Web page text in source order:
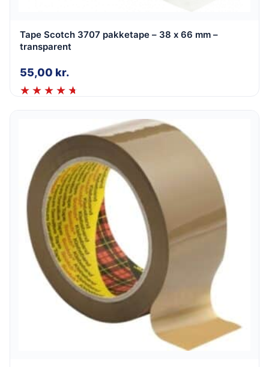
Tape Scotch 3707 pakketape – 38 x 66 mm –
transparent
55,00 kr.